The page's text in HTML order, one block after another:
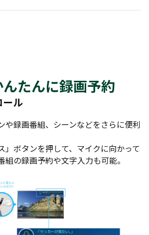
んたんに録画予約
ール
や録画番組、シーンなどをさらに便利
」ボタンを押して、マイクに向かって
組の録画予約や文字入力も可能。